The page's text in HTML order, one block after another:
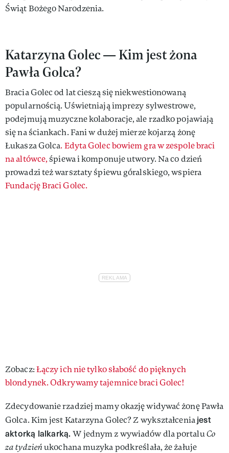
Świąt Bożego Narodzenia.
Katarzyna Golec — Kim jest żona
Pawła Golca?
Bracia Golec od lat cieszą się niekwestionowaną
popularnością. Uświetniają imprezy sylwestrowe,
podejmują muzyczne kolaboracje, ale rzadko pojawiają
się na ściankach. Fani w dużej mierze kojarzą żonę
Łukasza Golca. Edyta Golec bowiem gra w zespole braci
na altówce,śpiewa i komponuje utwory. Na co dzień
prowadzi też warsztaty śpiewu góralskiego, wspiera
Fundację Braci Golec.
Zobacz:Łączy ich nie tylko słabość do pięknych
blondynek. Odkrywamy tajemnice braci Golec!
Zdecydowanie rzadziej mamy okazję widywać żonę Pawła
Golca. Kim jest Katarzyna Golec? Z wykształceniajest
aktorką lalkarką. W jednym z wywiadów dla portaluCo
za tydzieńukochana muzyka podkreślała, że żałuje